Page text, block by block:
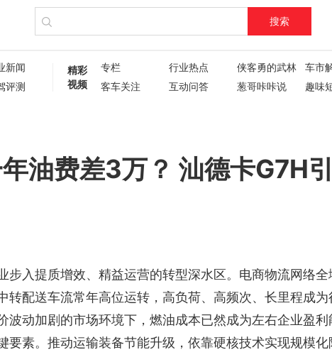
搜索
新闻
评测
精彩
视频
专栏 行业热点 侠客勇的武林
车市
客车关注
互动问答 葱哥咔咔说
趣味
油费差3万？ 汕德卡G7H
步入提质增效、精益运营的转型深水区。电商物流网络全
转配送车流常年高位运转，高负荷、高频次、长里程成为
波动加剧的市场环境下，燃油成本已然成为左右企业盈利
要素。推动运输装备节能升级，依靠硬核技术实现规模化